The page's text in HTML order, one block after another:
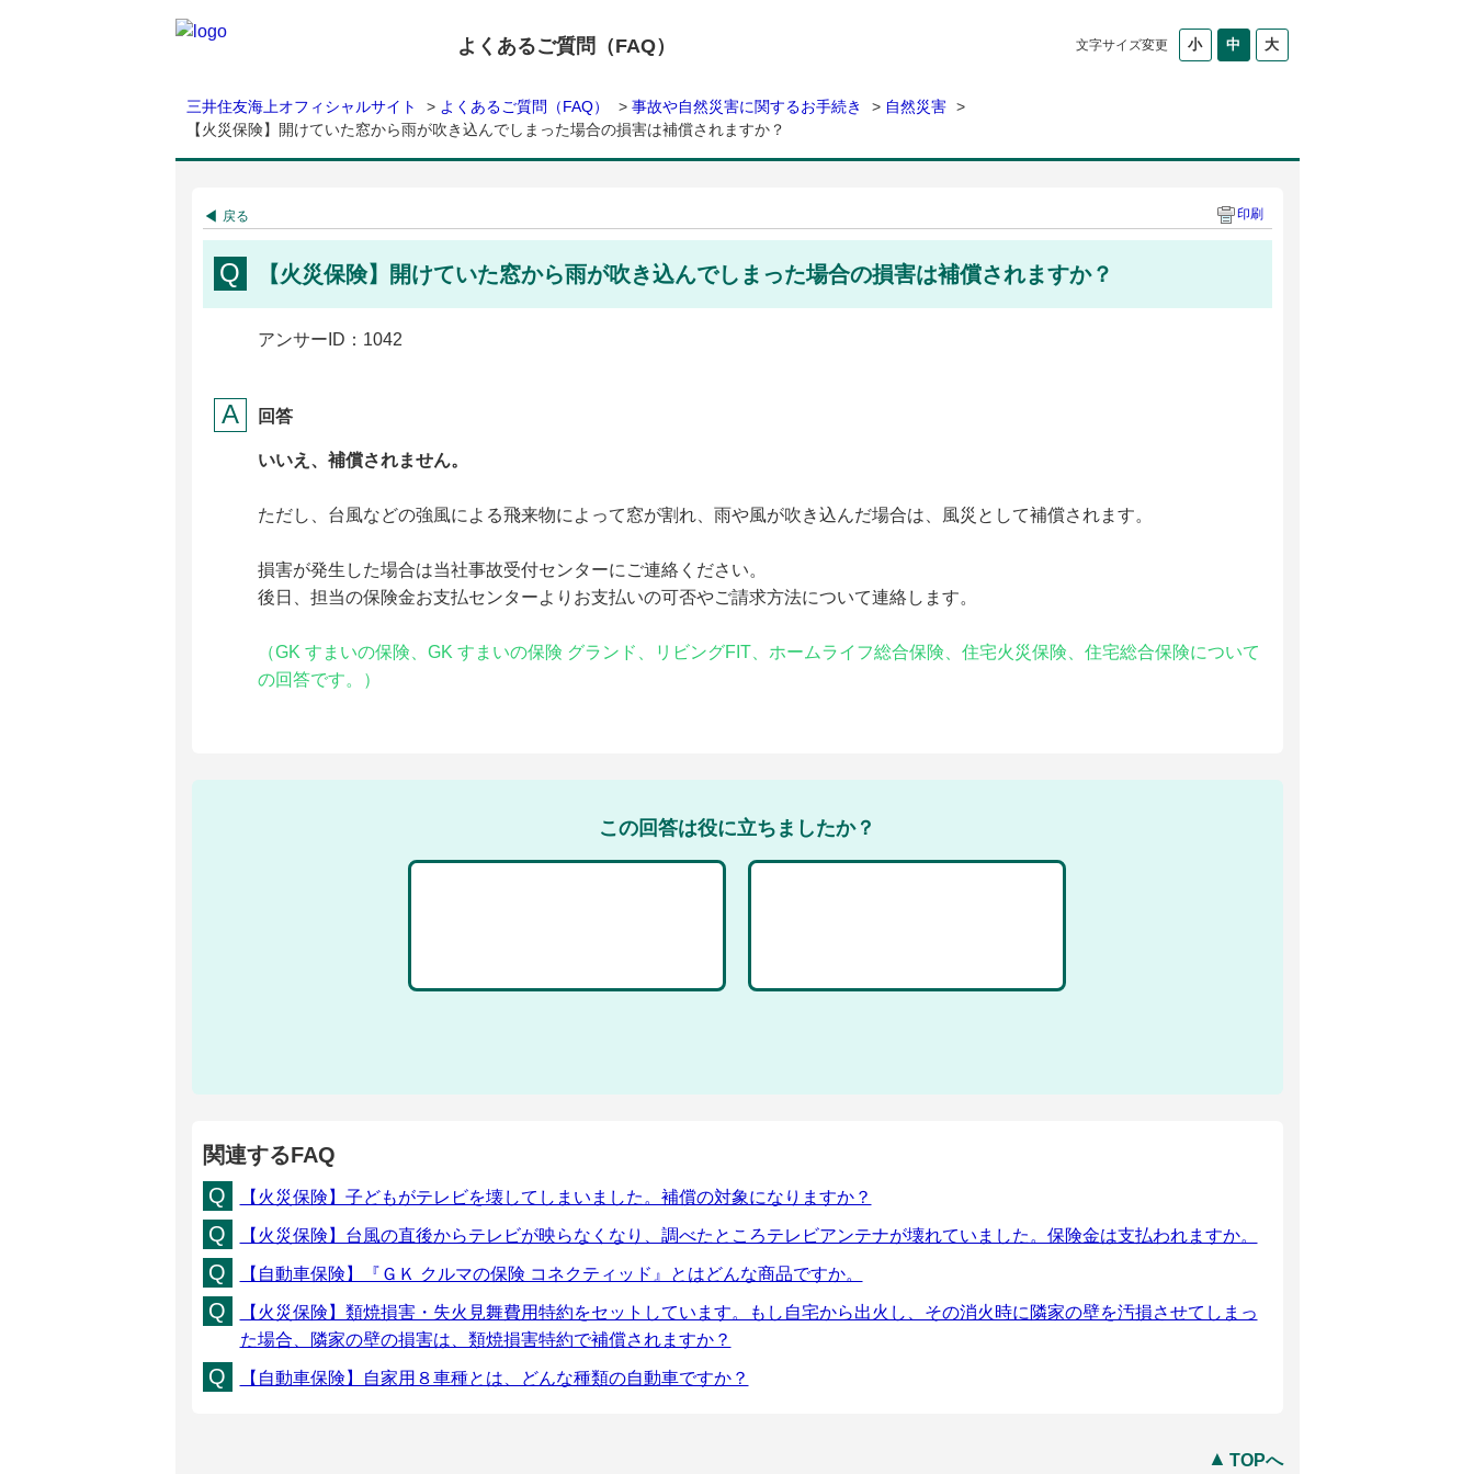
よくあるご質問（FAQ） 文字サイズ変更
三井住友海上オフィシャルサイト > よくあるご質問（FAQ） > 事故や自然災害に関するお手続き > 自然災害 >
【火災保険】開けていた窓から雨が吹き込んでしまった場合の損害は補償されますか？
戻る 印刷
【火災保険】開けていた窓から雨が吹き込んでしまった場合の損害は補償されますか？
アンサーID：1042
回答
いいえ、補償されません。
ただし、台風などの強風による飛来物によって窓が割れ、雨や風が吹き込んだ場合は、風災として補償されます。
損害が発生した場合は当社事故受付センターにご連絡ください。
後日、担当の保険金お支払センターよりお支払いの可否やご請求方法について連絡します。
（GK すまいの保険、GK すまいの保険 グランド、リビングFIT、ホームライフ総合保険、住宅火災保険、住宅総合保険について
の回答です。）
この回答は役に立ちましたか？
関連するFAQ
【火災保険】子どもがテレビを壊してしまいました。補償の対象になりますか？
【火災保険】台風の直後からテレビが映らなくなり、調べたところテレビアンテナが壊れていました。保険金は支払われますか。
【自動車保険】『ＧＫ クルマの保険 コネクティッド』とはどんな商品ですか。
【火災保険】類焼損害・失火見舞費用特約をセットしています。もし自宅から出火し、その消火時に隣家の壁を汚損させてしまっ
た場合、隣家の壁の損害は、類焼損害特約で補償されますか？
【自動車保険】自家用８車種とは、どんな種類の自動車ですか？
TOPへ